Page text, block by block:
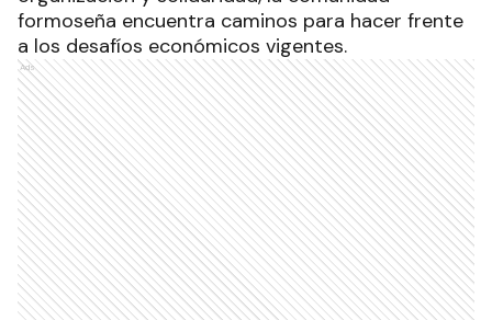
formoseña encuentra caminos para hacer frente
a los desafíos económicos vigentes.
Ads